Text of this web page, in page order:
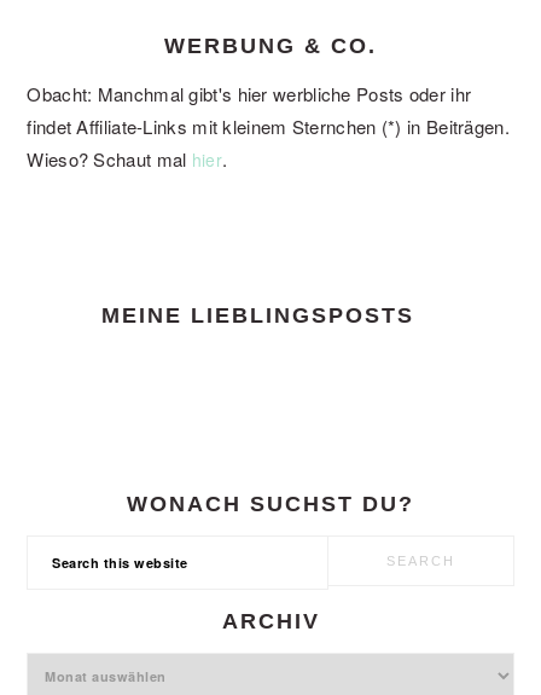
WERBUNG & CO.
Obacht: Manchmal gibt's hier werbliche Posts oder ihr
findet Affiliate-Links mit kleinem Sternchen (*) in Beiträgen.
Wieso? Schaut mal hier.
MEINE LIEBLINGSPOSTS
WONACH SUCHST DU?
ARCHIV
Archiv